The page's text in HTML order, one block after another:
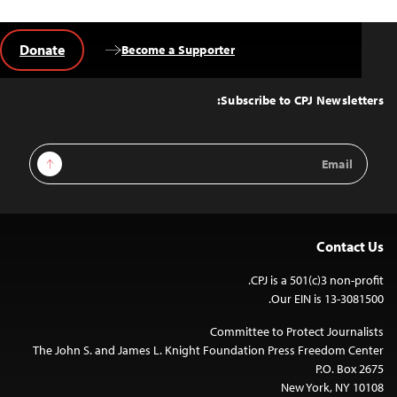
Top
Subscribe to CPJ Newsletters:
Email
Address
Sign Up
Become a Supporter
Donate
Contact Us
CPJ is a 501(c)3 non-profit.
Our EIN is 13-3081500.
Committee to Protect Journalists
The John S. and James L. Knight Foundation Press Freedom Center
P.O. Box 2675
New York, NY 10108